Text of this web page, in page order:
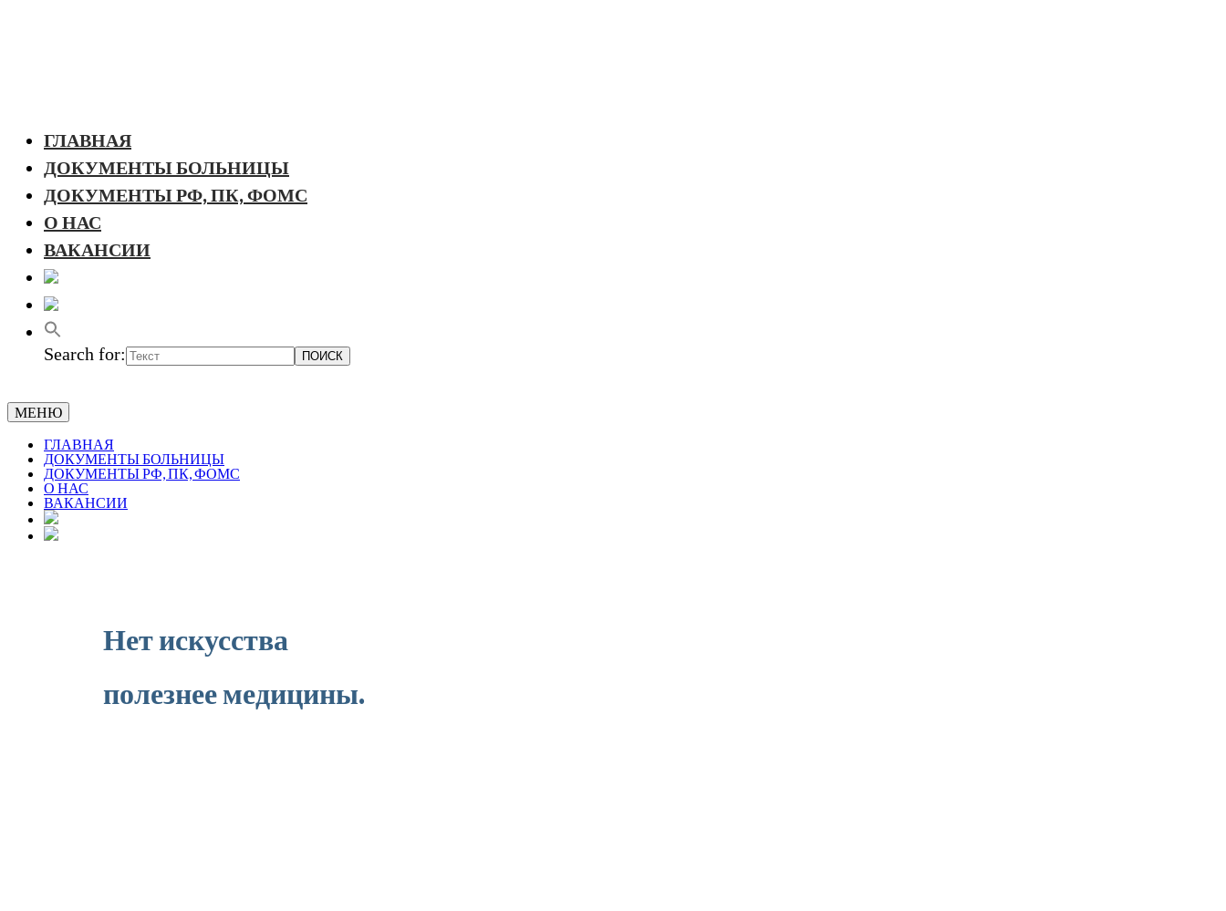
ГЛАВНАЯ
ДОКУМЕНТЫ БОЛЬНИЦЫ
ДОКУМЕНТЫ РФ, ПК, ФОМС
О НАС
ВАКАНСИИ
Search for:
МЕНЮ
ГЛАВНАЯ
ДОКУМЕНТЫ БОЛЬНИЦЫ
ДОКУМЕНТЫ РФ, ПК, ФОМС
О НАС
ВАКАНСИИ
Нет искусства
полезнее медицины.